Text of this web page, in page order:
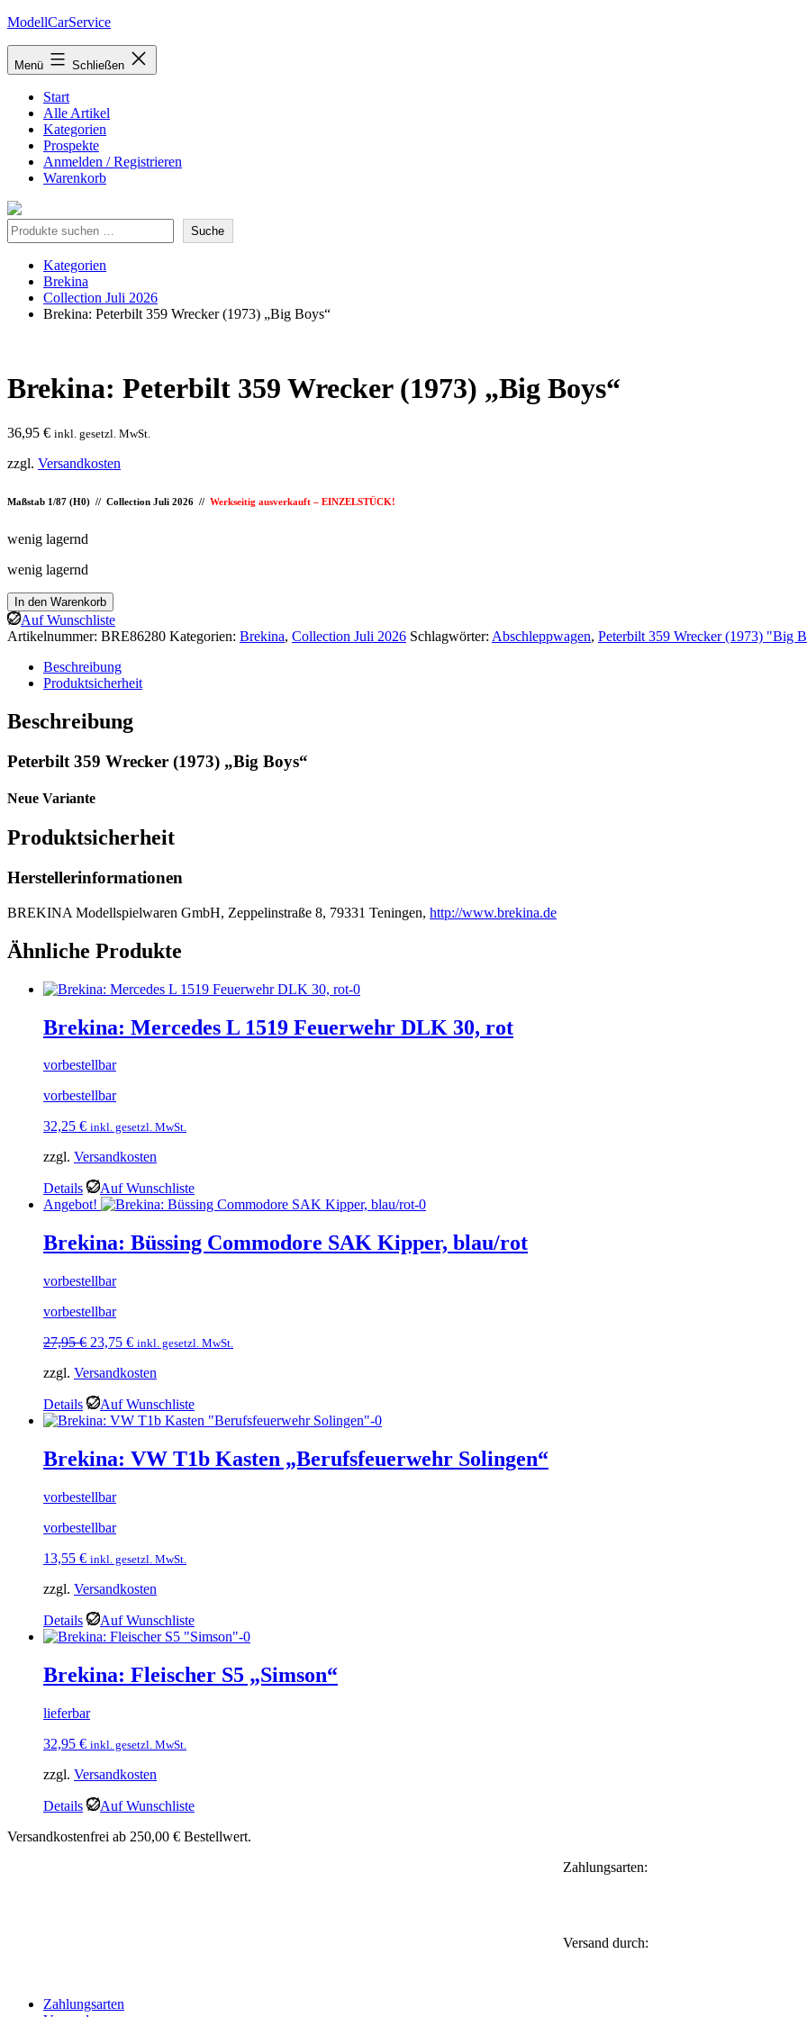
Zum
springen
ModellCarService
Menü Schließen
Start
Alle Artikel
Kategorien
Prospekte
Anmelden / Registrieren
Warenkorb
Suche Suche
Kategorien
Brekina
Collection Juli 2026
Brekina: Peterbilt 359 Wrecker (1973) „Big Boys“
Brekina: Peterbilt 359 Wrecker (1973) „Big Boys“
36,95 € inkl. gesetzl. MwSt.
zzgl. Versandkosten
Maßstab 1/87 (H0) // Collection Juli 2026 // Werkseitig ausverkauft – EINZELSTÜCK!
wenig lagernd
wenig lagernd
Brekina:
Peterbilt
359
(1973)
"Big
Menge
In den Warenkorb
Auf Wunschliste
Artikelnummer: BRE86280 Kategorien: Brekina, Collection Juli 2026 Schlagwörter: Abschleppwagen, Peterbilt 359 Wrecker (1973) "Big
Beschreibung
Produktsicherheit
Beschreibung
Peterbilt 359 Wrecker (1973) „Big Boys“
Neue Variante
Produktsicherheit
Herstellerinformationen
BREKINA Modellspielwaren GmbH, Zeppelinstraße 8, 79331 Teningen, http://www.brekina.de
Ähnliche Produkte
Brekina: Mercedes L 1519 Feuerwehr DLK 30, rot
vorbestellbar
vorbestellbar
32,25 € inkl. gesetzl. MwSt.
zzgl. Versandkosten
Details
Auf Wunschliste
Angebot!
Brekina: Büssing Commodore SAK Kipper, blau/rot
vorbestellbar
vorbestellbar
27,95€ Ursprünglicher
war:
23,75 €Aktueller
ist:
inkl. gesetzl. MwSt.
zzgl. Versandkosten
Details Auf Wunschliste
Brekina: VW T1b Kasten „Berufsfeuerwehr Solingen“
vorbestellbar
vorbestellbar
13,55 € inkl. gesetzl. MwSt.
zzgl. Versandkosten
Details Auf Wunschliste
Brekina: Fleischer S5 „Simson“
lieferbar
32,95 € inkl. gesetzl. MwSt.
zzgl. Versandkosten
Details
Auf Wunschliste
Versandkostenfrei ab 250,00 € Bestellwert.
Zahlungsarten:
Versand durch:
Zahlungsarten